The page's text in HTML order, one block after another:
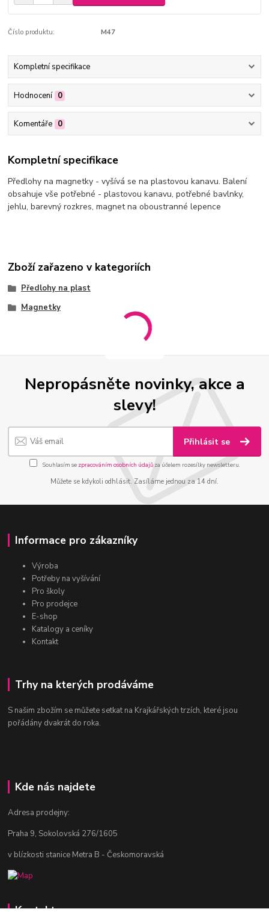
Číslo produktu: M47
Kompletní specifikace
Hodnocení 0
Komentáře 0
Kompletní specifikace
Předlohy na magnetky - vyšívá se na plastovou kanavu. Balení
obsahuje vše potřebné - plastovou kanavu, potřebné bavlnky,
jehlu, barevný rozkres, magnet na oboustranné lepence
Zboží zařazeno v kategoriích
Předlohy na plast
Magnetky
Nepropásněte novinky, akce a
slevy!
Přihlásit se
Souhlasím se zpracováním osobních údajůza účelem rozesílky newsletteru.
Můžete se kdykoli odhlásit. Zasíláme jednou za 14 dní.
Informace pro zákazníky
Výroba
Potřeby na vyšívání
Pro školy
Pro prodejce
E-shop
Katalogy a ceníky
Kontakt
Trhy na kterých prodáváme
S našim zbožím se můžete setkat na Krajkářských trzích, které jsou
pořádány dvakrát do roka.
Kde nás najdete
Adresa prodejny:
Praha 9, Sokolovská 276/1605
v blízkosti stanice Metra B - Českomoravská
Kontakty